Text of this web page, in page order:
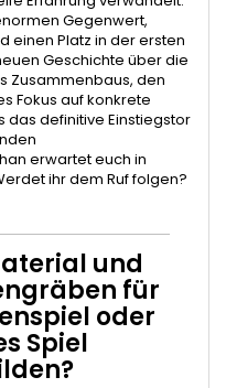
Gegenwert,
einen Platz in der ersten
Geschichte über die
Zusammenbaus, den
Fokus auf konkrete
das definitive Einstiegstor
erwartet euch in
ihr dem Ruf folgen?
und
für
oder
Spiel